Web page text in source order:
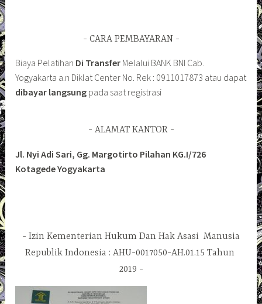
CARA PEMBAYARAN
Biaya Pelatihan Di Transfer Melalui BANK BNI Cab.
Yogyakarta a.n Diklat Center No. Rek : 0911017873 atau dapat
dibayar langsung pada saat registrasi
ALAMAT KANTOR
Jl. Nyi Adi Sari, Gg. Margotirto Pilahan KG.I/726
Kotagede Yogyakarta
Izin Kementerian Hukum Dan Hak Asasi Manusia
Republik Indonesia : AHU-0017050-AH.01.15 Tahun
2019